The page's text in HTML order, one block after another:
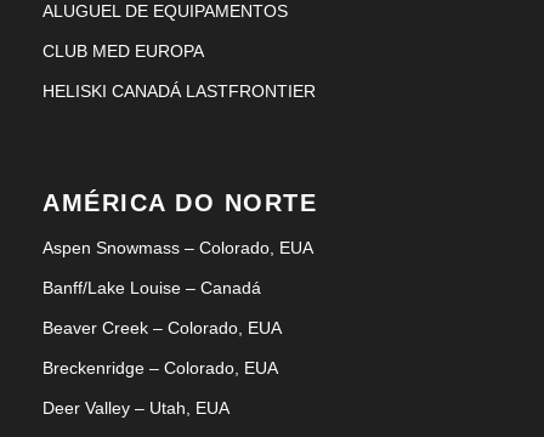
ALUGUEL DE EQUIPAMENTOS
CLUB MED EUROPA
HELISKI CANADÁ LASTFRONTIER
AMÉRICA DO NORTE
Aspen Snowmass – Colorado, EUA
Banff/Lake Louise – Canadá
Beaver Creek – Colorado, EUA
Breckenridge – Colorado, EUA
Deer Valley – Utah, EUA